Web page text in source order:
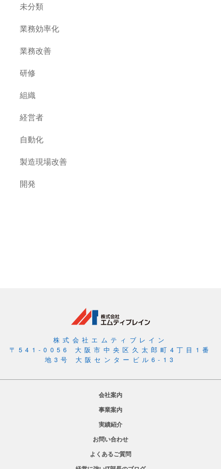
未分類
業務効率化
業務改善
研修
組織
経営者
自動化
製造現場改善
開発
株式会社エムティブレイン
〒541-0056 大阪市中央区久太郎町4丁目1番
地3号 大阪センタービル6-13
会社案内
事業案内
実績紹介
お問い合わせ
よくあるご質問